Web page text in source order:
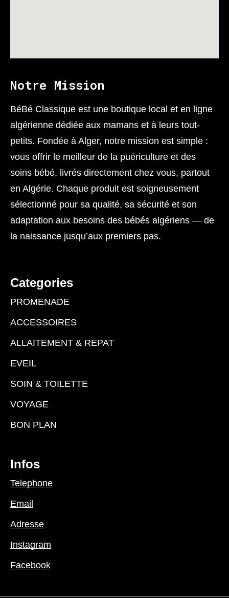
Notre Mission
BéBé Classique est une boutique local et en ligne
algérienne dédiée aux mamans et à leurs tout-
petits. Fondée à Alger, notre mission est simple :
vous offrir le meilleur de la puériculture et des
soins bébé, livrés directement chez vous, partout
en Algérie. Chaque produit est soigneusement
sélectionné pour sa qualité, sa sécurité et son
adaptation aux besoins des bébés algériens — de
la naissance jusqu’aux premiers pas.
Categories
PROMENADE
ACCESSOIRES
ALLAITEMENT & REPAT
EVEIL
SOIN & TOILETTE
VOYAGE
BON PLAN
Infos
Telephone
Email
Adresse
Instagram
Facebook